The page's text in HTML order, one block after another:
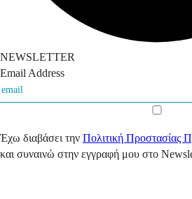
NEWSLETTER
Email Address
Έχω διαβάσει την Πολιτική Προστασίας
και συναινώ στην εγγραφή μου στο